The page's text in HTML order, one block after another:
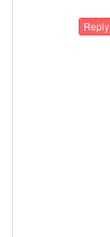
Reply